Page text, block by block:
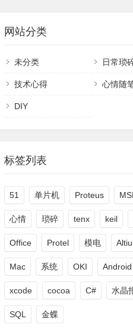
网站分类
未分类 日常琐
技术心得 心情随
DIY
标签列表
51 单片机 Proteus
心情 琐碎 tenx keil
Office Protel 模电
Mac 系统 OKI Android
xcode cocoa C# 水晶
SQL 金蝶